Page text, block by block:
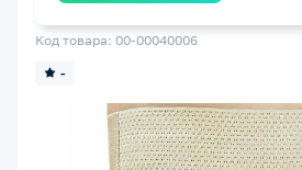
-
Код товара: 00-00040006